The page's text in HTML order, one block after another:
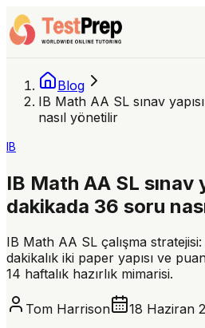
Blog
IB Math AA SL sınav
nasıl yönetilir
IB
IB Math AA SL sınav
dakikada 36 soru
IB Math AA SL çalışma
dakikalık iki paper yapısı ve
14 haftalık hazırlık mimarisi.
Tom Harrison
18 Haziran